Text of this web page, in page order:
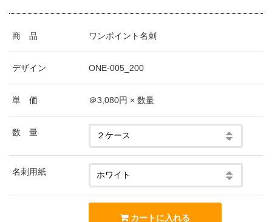
商 品 ワンポイント名刺
デザイン ONE-005_200
単 価 ＠3,080円 × 数量
数 量
名刺用紙